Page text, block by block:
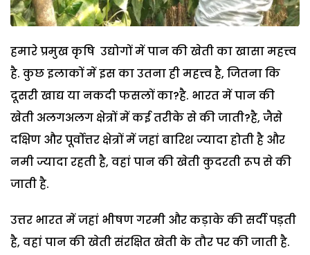
हमारे प्रमुख कृषि उद्योगों में पान की खेती का खासा महत्त्व
है. कुछ इलाकों में इस का उतना ही महत्त्व है, जितना कि
दूसरी खाद्य या नकदी फसलों का?है. भारत में पान की
खेती अलगअलग क्षेत्रों में कई तरीके से की जाती?है, जैसे
दक्षिण और पूर्वोत्तर क्षेत्रों में जहां बारिश ज्यादा होती है और
नमी ज्यादा रहती है, वहां पान की खेती कुदरती रूप से की
जाती है.
उत्तर भारत में जहां भीषण गरमी और कड़ाके की सर्दी पड़ती
है, वहां पान की खेती संरक्षित खेती के तौर पर की जाती है.